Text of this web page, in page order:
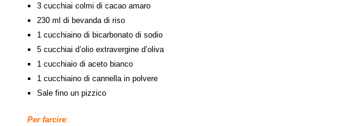
3 cucchiai colmi di cacao amaro
230 ml di bevanda di riso
1 cucchiaino di bicarbonato di sodio
5 cucchiai d’olio extravergine d’oliva
1 cucchiaio di aceto bianco
1 cucchiaino di cannella in polvere
Sale fino un pizzico
Per farcire: